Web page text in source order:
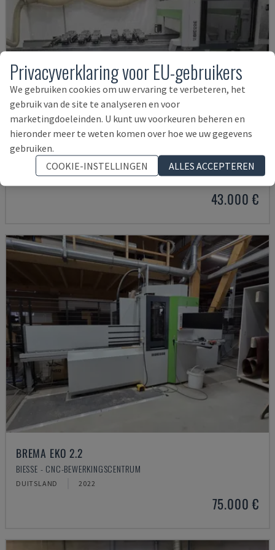
ROVER K1232
BIESSE - CNC-BEWERKINGSCENTRUM
POLEN 2017
43.000 €
BREMA EKO 2.2
BIESSE - CNC-BEWERKINGSCENTRUM
DUITSLAND 2022
75.000 €
Privacyverklaring voor EU-gebruikers
We gebruiken cookies om uw ervaring te verbeteren, het
gebruik van de site te analyseren en voor
marketingdoeleinden. U kunt uw voorkeuren beheren en
hieronder meer te weten komen over hoe we uw gegevens
gebruiken.
COOKIE-INSTELLINGEN
ALLES ACCEPTEREN